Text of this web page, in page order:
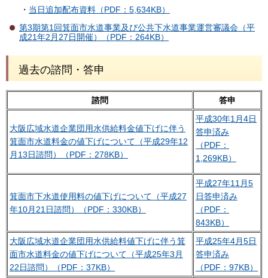
・ 当日追加配布資料（PDF：5,634KB）
第3期第1回箕面市水道事業及び公共下水道事業運営審議会（平
成21年2月27日開催）（PDF：264KB）
過去の諮問・答申
諮問 答申
大阪広域水道企業団用水供給料金値下げに伴う
箕面市水道料金の値下げについて（平成29年12
月13日諮問）（PDF：278KB）
平成30年1月4日
答申済み
（PDF：
1,269KB）
箕面市下水道使用料の値下げについて（平成27
年10月21日諮問）（PDF：330KB）
平成27年11月5
日答申済み
（PDF：
843KB）
大阪広域水道企業団用水供給料値下げに伴う箕
面市水道料金の値下げについて（平成25年3月
22日諮問）（PDF：37KB）
平成25年4月5日
答申済み
（PDF：97KB）